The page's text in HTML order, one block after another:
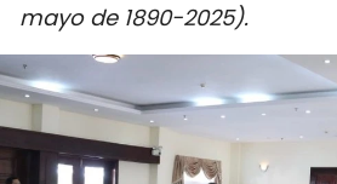
INTERNACIONAL
DEPORTES
VIAJES
mayo de 1890-2025).